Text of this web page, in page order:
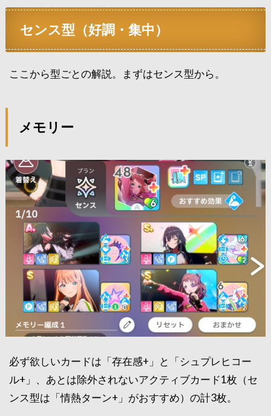
センス型（好調・集中）
ここから型ごとの解説。まずはセンス型から。
メモリー
必ず欲しいカードは「存在感+」と「シュプレヒコー
ル+」、あとは除外されないアクティブカード1枚（セ
ンス型は「情熱ターン+」がおすすめ）の計3枚。